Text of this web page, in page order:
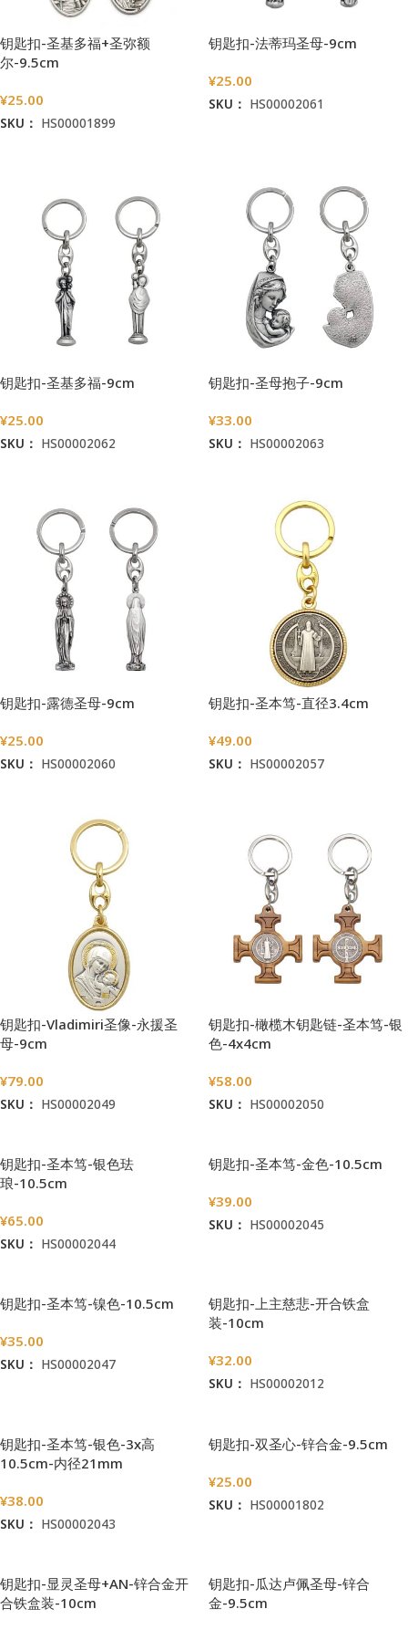
钥匙扣-圣基多福+圣弥额
尔-9.5cm
¥25.00
SKU： HS00001899
钥匙扣-法蒂玛圣母-9cm
¥25.00
SKU： HS00002061
钥匙扣-圣基多福-9cm
¥25.00
SKU： HS00002062
钥匙扣-圣母抱子-9cm
¥33.00
SKU： HS00002063
钥匙扣-露德圣母-9cm
¥25.00
SKU： HS00002060
钥匙扣-圣本笃-直径3.4cm
¥49.00
SKU： HS00002057
钥匙扣-Vladimiri圣像-永援圣
母-9cm
¥79.00
SKU： HS00002049
钥匙扣-橄榄木钥匙链-圣本笃-银
色-4x4cm
¥58.00
SKU： HS00002050
钥匙扣-圣本笃-银色珐
琅-10.5cm
¥65.00
SKU： HS00002044
钥匙扣-圣本笃-金色-10.5cm
¥39.00
SKU： HS00002045
钥匙扣-圣本笃-镍色-10.5cm
¥35.00
SKU： HS00002047
钥匙扣-上主慈悲-开合铁盒
装-10cm
¥32.00
SKU： HS00002012
钥匙扣-圣本笃-银色-3x高
10.5cm-内径21mm
¥38.00
SKU： HS00002043
钥匙扣-双圣心-锌合金-9.5cm
¥25.00
SKU： HS00001802
钥匙扣-显灵圣母+AN-锌合金开
合铁盒装-10cm
钥匙扣-瓜达卢佩圣母-锌合
金-9.5cm